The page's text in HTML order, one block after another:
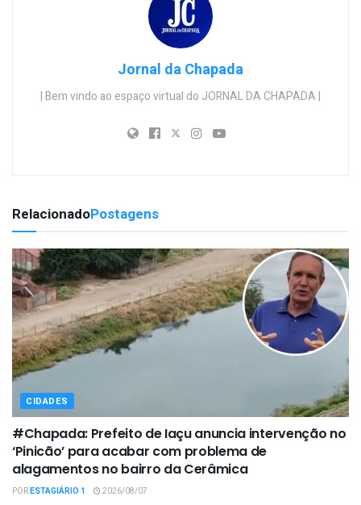
Jornal da Chapada
| Bem vindo ao espaço virtual do JORNAL DA CHAPADA |
RelacionadoPostagens
CIDADES
#Chapada: Prefeito de Iaçu anuncia intervenção no
‘Pinicão’ para acabar com problema de
alagamentos no bairro da Cerâmica
PORESTAGIÁRIO 1 2026/08/07